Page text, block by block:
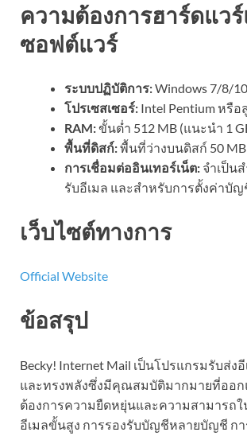
ความต้องการฮาร์ดแว
ซอฟต์แวร์
ระบบปฏิบัติการ:Windows 7/8/
โปรเซสเซอร์: Intel Pentium หรือ
RAM:ขั้นต่ำ 512 MB (แนะนำ 1
พื้นที่ดิสก์:พื้นที่ว่างบนดิสก์ 50 MB
การเชื่อมต่ออินเทอร์เน็ต: จำเป็น
รับอีเมล และสำหรับการตั้งค่าบัญ
เว็บไซต์ทางการ
Official Website
ข้อสรุป
Becky! Internet Mail เป็นโปรแกรมรับส่ง
และทรงพลังซึ่งมีคุณสมบัติมากมายที่ออก
ต้องการความยืดหยุ่นและความสามารถใ
อีเมลขั้นสูง การรองรับบัญชีหลายบัญชี ก